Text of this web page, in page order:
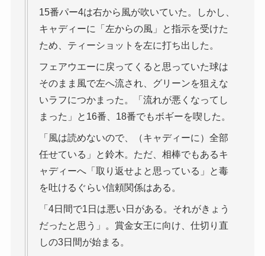
15番パー4は右から風が吹いていた。しかし、
キャディーに「左からの風」と指示を受けた
ため、ティーショットを左に打ち出した。
フェアウエーに戻ってくると思っていた球は
そのまま風で左へ流され、グリーンを狙えな
いラフにつかまった。「流れが悪くなってし
まった」と16番、18番でもボギーを喫した。
「風は読めないので、（キャディーに）全部
任せている」と鈴木。ただ、相棒でもあるキ
ャディーへ「取り返せよと思っている」と毒
を吐けるぐらい信頼関係はある。
「4日間で1日は悪い日がある。それがきょう
だったと思う」。賞金女王に向け、仕切り直
しの3日間が始まる。